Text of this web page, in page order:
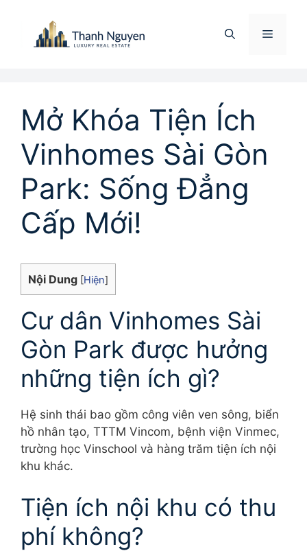
Menu
Mở Khóa Tiện Ích
Vinhomes Sài Gòn
Park: Sống Đẳng
Cấp Mới!
Nội Dung [Hiện]
Cư dân Vinhomes Sài
Gòn Park được hưởng
những tiện ích gì?
Hệ sinh thái bao gồm công viên ven sông, biển
hồ nhân tạo, TTTM Vincom, bệnh viện Vinmec,
trường học Vinschool và hàng trăm tiện ích nội
khu khác.
Tiện ích nội khu có thu
phí không?